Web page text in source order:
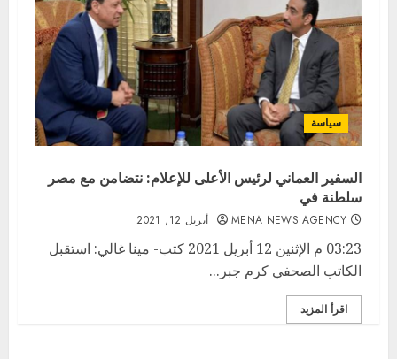
سياسة
السفير العماني لرئيس الأعلى للإعلام: نتضامن مع مصر
سلطنة في
MENA NEWS AGENCY أبريل 12, 2021
03:23 م الإثنين 12 أبريل 2021 كتب- مينا غالي: استقبل
الكاتب الصحفي كرم جبر...
اقرأ المزيد